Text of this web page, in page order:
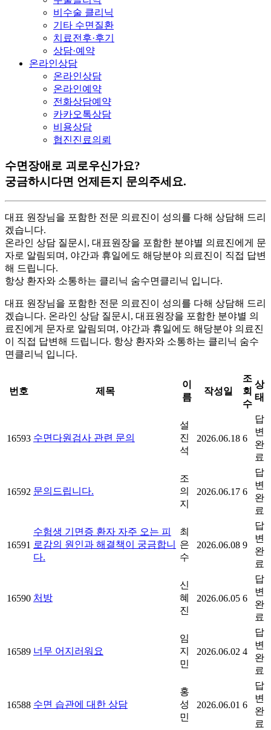
비수술 클리닉
기타 수면질환
치료전후·후기
상담·예약
온라인상담
온라인상담
온라인예약
전화상담예약
카카오톡상담
비용상담
협진진료의뢰
수면장애로 괴로우신가요?
궁금하시다면 언제든지 문의주세요.
대표 원장님을 포함한 전문 의료진이 성의를 다해 상담해 드리
겠습니다.
온라인 상담 질문시, 대표원장을 포함한 분야별 의료진에게 문
자로 알림되며, 야간과 휴일에도 해당분야 의료진이 직접 답변
해 드립니다.
항상 환자와 소통하는 클리닉 숨수면클리닉 입니다.
대표 원장님을 포함한 전문 의료진이 성의를 다해 상담해 드리
겠습니다. 온라인 상담 질문시, 대표원장을 포함한 분야별 의
료진에게 문자로 알림되며, 야간과 휴일에도 해당분야 의료진
이 직접 답변해 드립니다. 항상 환자와 소통하는 클리닉 숨수
면클리닉 입니다.
번호 제목
이
름
작성일
조
회
수
상
태
16593 수면다원검사 관련 문의
설
진
석
2026.06.18 6
답
변
완
료
16592 문의드립니다.
조
의
지
2026.06.17 6
답
변
완
료
16591
수험생 기면증 환자 자주 오는 피
로감의 원인과 해결책이 궁금합니
다.
최
은
수
2026.06.08 9
답
변
완
료
16590 처방
신
혜
진
2026.06.05 6
답
변
완
료
16589 너무 어지러워요
임
지
민
2026.06.02 4
답
변
완
료
16588 수면 습관에 대한 상담
홍
성
민
2026.06.01 6
답
변
완
료